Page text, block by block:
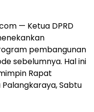
— Ketua DPRD
pembangunan
sebelumnya. Hal ini
Rapat
Sabtu